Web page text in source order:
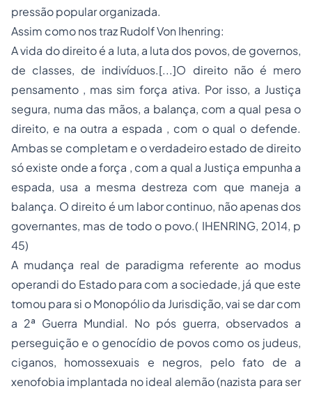
pressão popular organizada.
Assim como nos traz Rudolf Von Ihenring:
A vida do direito é a luta, a luta dos povos, de governos,
de classes, de indivíduos.[...]O direito não é mero
pensamento , mas sim força ativa. Por isso, a Justiça
segura, numa das mãos, a balança, com a qual pesa o
direito, e na outra a espada , com o qual o defende.
Ambas se completam e o verdadeiro estado de direito
só existe onde a força , com a qual a Justiça empunha a
espada, usa a mesma destreza com que maneja a
balança. O direito é um labor continuo, não apenas dos
governantes, mas de todo o povo.( IHENRING, 2014, p
45)
A mudança real de paradigma referente ao modus
operandi do Estado para com a sociedade, já que este
tomou para si o Monopólio da Jurisdição, vai se dar com
a 2ª Guerra Mundial. No pós guerra, observados a
perseguição e o genocídio de povos como os judeus,
ciganos, homossexuais e negros, pelo fato de a
xenofobia implantada no ideal alemão (nazista para ser